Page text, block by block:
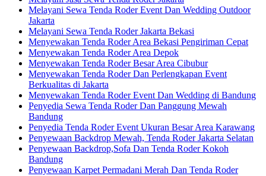
Melayani Sewa Tenda Roder Event Dan Wedding Outdoor
Jakarta
Melayani Sewa Tenda Roder Jakarta Bekasi
Menyewakan Tenda Roder Area Bekasi Pengiriman Cepat
Menyewakan Tenda Roder Area Depok
Menyewakan Tenda Roder Besar Area Cibubur
Menyewakan Tenda Roder Dan Perlengkapan Event
Berkualitas di Jakarta
Menyewakan Tenda Roder Event Dan Wedding di Bandung
Penyedia Sewa Tenda Roder Dan Panggung Mewah
Bandung
Penyedia Tenda Roder Event Ukuran Besar Area Karawang
Penyewaan Backdrop Mewah, Tenda Roder Jakarta Selatan
Penyewaan Backdrop,Sofa Dan Tenda Roder Kokoh
Bandung
Penyewaan Karpet Permadani Merah Dan Tenda Roder